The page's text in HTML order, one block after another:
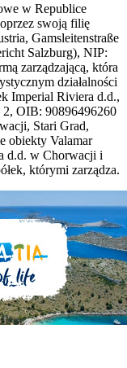
w Republice
swoją filię
Gamsleitenstraße
Salzburg), NIP:
zarządzającą, która
działalności
Imperial Riviera d.d.,
OIB: 90896496260
Stari Grad,
obiekty Valamar
d.d. w Chorwacji i
którymi zarządza.